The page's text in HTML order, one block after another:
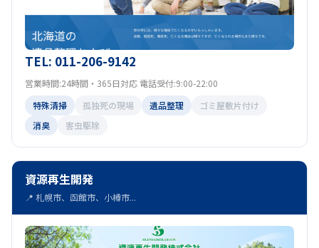
TEL: 011-206-9142
営業時間:24時間・365日対応 電話受付:9:00-22:00
特殊清掃
孤独死の現場 遺品整理
ゴミ屋敷片付け
消臭
害虫駆除
資源再生開発
📍 札幌市、函館市、小樽市...